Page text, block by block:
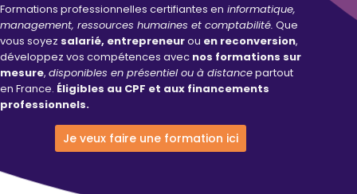
Formations professionnelles certifiantes en informatique,
management, ressources humaines et comptabilité. Que
vous soyez salarié, entrepreneurou en reconversion,
développez vos compétences avec nos formations sur
mesure, disponibles en présentiel ou à distancepartout
en France. Éligibles au CPF et aux financements
professionnels.
Je veux faire une formation ici